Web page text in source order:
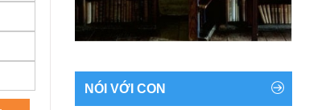
NÓI VỚI CON